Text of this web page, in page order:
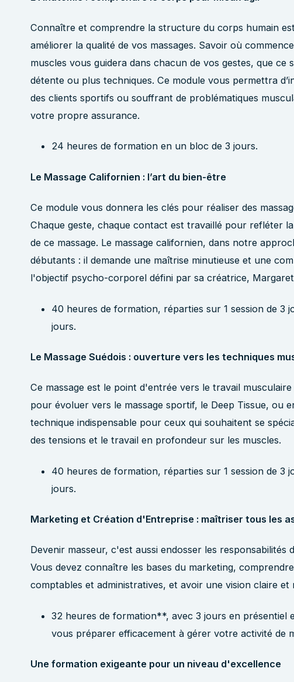
Connaître et comprendre la structure du corps humain
améliorer la qualité de vos massages. Savoir où
muscles vous guidera dans chacun de vos gestes, que ce
détente ou plus techniques. Ce module vous permettra
des clients sportifs ou souffrant de problématiques
votre propre assurance.
24 heures de formation en un bloc de 3 jours.
Le Massage Californien : l’art du bien-être
Ce module vous donnera les clés pour réaliser des
Chaque geste, chaque contact est travaillé pour refléter
de ce massage. Le massage californien, dans notre
débutants : il demande une maîtrise minutieuse et une
l'objectif psycho-corporel défini par sa créatrice,
40 heures de formation, réparties sur 1 session de 3
jours.
Le Massage Suédois : ouverture vers les techniques
Ce massage est le point d'entrée vers le travail
pour évoluer vers le massage sportif, le Deep Tissue, ou
technique indispensable pour ceux qui souhaitent se
des tensions et le travail en profondeur sur les muscles.
40 heures de formation, réparties sur 1 session de 3
jours.
Marketing et Création d'Entreprise : maîtriser tous les
Devenir masseur, c'est aussi endosser les responsabilités
Vous devez connaître les bases du marketing,
comptables et administratives, et avoir une vision claire et
32 heures de formation**, avec 3 jours en présentiel
vous préparer efficacement à gérer votre activité de
Une formation exigeante pour un niveau d'excellence